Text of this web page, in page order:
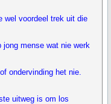
wel voordeel trek uit die
jong mense wat nie werk
ondervinding het nie.
uitweg is om los